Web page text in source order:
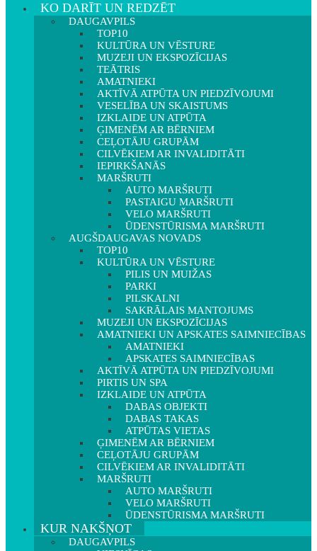
KO DARĪT UN REDZĒT
DAUGAVPILS
TOP10
KULTŪRA UN VĒSTURE
MUZEJI UN EKSPOZĪCIJAS
TEĀTRIS
AMATNIEKI
AKTĪVĀ ATPŪTA UN PIEDZĪVOJUMI
VESELĪBA UN SKAISTUMS
IZKLAIDE UN ATPŪTA
ĢIMENĒM AR BĒRNIEM
CEĻOTĀJU GRUPĀM
CILVĒKIEM AR INVALIDITĀTI
IEPIRKŠANĀS
MARŠRUTI
AUTO MARŠRUTI
PASTAIGU MARŠRUTI
VELO MARŠRUTI
ŪDENSTŪRISMA MARŠRUTI
AUGŠDAUGAVAS NOVADS
TOP10
KULTŪRA UN VĒSTURE
PILIS UN MUIŽAS
PARKI
PILSKALNI
SAKRĀLAIS MANTOJUMS
MUZEJI UN EKSPOZĪCIJAS
AMATNIEKI UN APSKATES SAIMNIECĪBAS
AMATNIEKI
APSKATES SAIMNIECĪBAS
AKTĪVĀ ATPŪTA UN PIEDZĪVOJUMI
PIRTIS UN SPA
IZKLAIDE UN ATPŪTA
DABAS OBJEKTI
DABAS TAKAS
ATPŪTAS VIETAS
ĢIMENĒM AR BĒRNIEM
CEĻOTĀJU GRUPĀM
CILVĒKIEM AR INVALIDITĀTI
MARŠRUTI
AUTO MARŠRUTI
VELO MARŠRUTI
ŪDENSTŪRISMA MARŠRUTI
KUR NAKŠŅOT
DAUGAVPILS